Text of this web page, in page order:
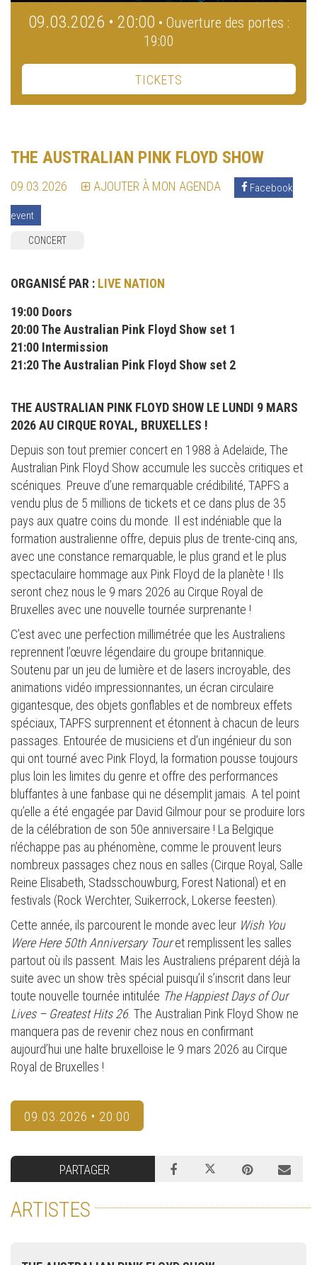
09.03.2026 • 20:00 • Ouverture des portes :
19:00
TICKETS
THE AUSTRALIAN PINK FLOYD SHOW
09.03.2026 AJOUTER À MON AGENDA Facebook
event
CONCERT
ORGANISÉ PAR : LIVE NATION
19:00 Doors
20:00 The Australian Pink Floyd Show set 1
21:00 Intermission
21:20 The Australian Pink Floyd Show set 2
THE AUSTRALIAN PINK FLOYD SHOW LE LUNDI 9 MARS
2026 AU CIRQUE ROYAL, BRUXELLES !
Depuis son tout premier concert en 1988 à Adelaïde, The
Australian Pink Floyd Show accumule les succès critiques et
scéniques. Preuve d’une remarquable crédibilité, TAPFS a
vendu plus de 5 millions de tickets et ce dans plus de 35
pays aux quatre coins du monde. Il est indéniable que la
formation australienne offre, depuis plus de trente-cinq ans,
avec une constance remarquable, le plus grand et le plus
spectaculaire hommage aux Pink Floyd de la planète ! Ils
seront chez nous le 9 mars 2026 au Cirque Royal de
Bruxelles avec une nouvelle tournée surprenante !
C’est avec une perfection millimétrée que les Australiens
reprennent l’œuvre légendaire du groupe britannique.
Soutenu par un jeu de lumière et de lasers incroyable, des
animations vidéo impressionnantes, un écran circulaire
gigantesque, des objets gonflables et de nombreux effets
spéciaux, TAPFS surprennent et étonnent à chacun de leurs
passages. Entourée de musiciens et d’un ingénieur du son
qui ont tourné avec Pink Floyd, la formation pousse toujours
plus loin les limites du genre et offre des performances
bluffantes à une fanbase qui ne désemplit jamais. A tel point
qu’elle a été engagée par David Gilmour pour se produire lors
de la célébration de son 50e anniversaire ! La Belgique
n’échappe pas au phénomène, comme le prouvent leurs
nombreux passages chez nous en salles (Cirque Royal, Salle
Reine Elisabeth, Stadsschouwburg, Forest National) et en
festivals (Rock Werchter, Suikerrock, Lokerse feesten).
Cette année, ils parcourent le monde avec leur Wish You
Were Here 50th Anniversary Touret remplissent les salles
partout où ils passent. Mais les Australiens préparent déjà la
suite avec un show très spécial puisqu’il s’inscrit dans leur
toute nouvelle tournée intitulée The Happiest Days of Our
Lives – Greatest Hits 26. The Australian Pink Floyd Show ne
manquera pas de revenir chez nous en confirmant
aujourd’hui une halte bruxelloise le 9 mars 2026 au Cirque
Royal de Bruxelles !
09.03.2026 • 20:00
PARTAGER
ARTISTES